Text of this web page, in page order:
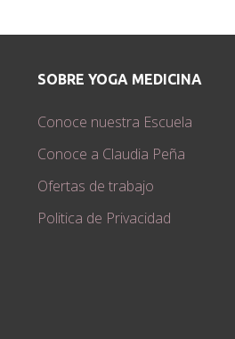
–
Fundación
Medicina
SOBRE YOGA MEDICINA
Conoce nuestra Escuela
Conoce a Claudia Peña
Ofertas de trabajo
Politica de Privacidad